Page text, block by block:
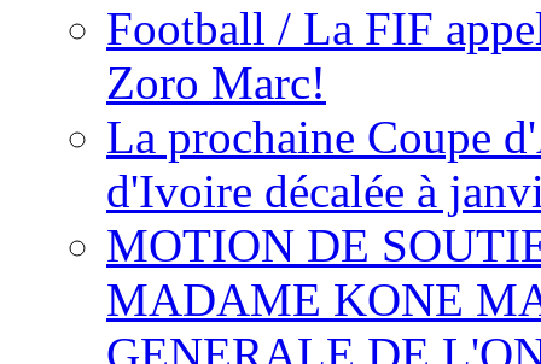
Football / La FIF
Zoro Marc!
La prochaine Coupe
d'Ivoire décalée à
MOTION DE
MADAME KONE
GENERALE DE